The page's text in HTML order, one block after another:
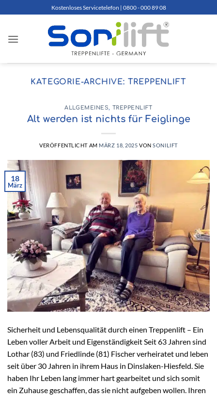
Inhalt
Kostenloses Servicetelefon | 0800 - 000 89 08
KATEGORIE-ARCHIVE: TREPPENLIFT
ALLGEMEINES, TREPPENLIFT
Alt werden ist nichts für Feiglinge
VERÖFFENTLICHT AM MÄRZ 18, 2025 VONSONILIFT
18
März
Sicherheit und Lebensqualität durch einen Treppenlift – Ein
Leben voller Arbeit und Eigenständigkeit Seit 63 Jahren sind
Lothar (83) und Friedlinde (81) Fischer verheiratet und leben
seit über 30 Jahren in ihrem Haus in Dinslaken-Hiesfeld. Sie
haben Ihr Leben lang immer hart gearbeitet und sich somit
ein Zuhause geschaffen, das sie nicht aufgeben wollen. Ihren